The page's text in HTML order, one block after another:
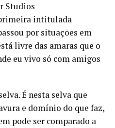
Studios
primeira intitulada
por situações em
livre das amaras que o
eu vivo só com amigos
É nesta selva que
e domínio do que faz,
pode ser comparado a